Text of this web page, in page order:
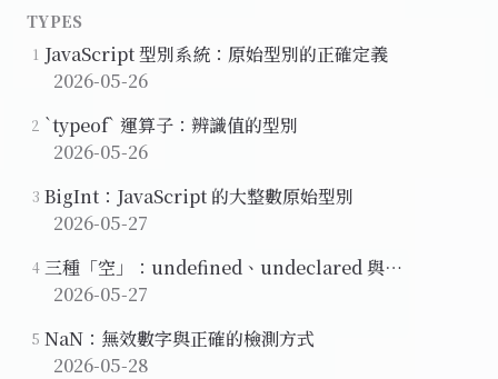
TYPES
1 JavaScript 型別系統：原始型別的正確定義
2026-05-26
2 `typeof` 運算子：辨識值的型別
2026-05-26
3 BigInt：JavaScript 的大整數原始型別
2026-05-27
4 三種「空」：undefined、undeclared 與
uninitialized
2026-05-27
5 NaN：無效數字與正確的檢測方式
2026-05-28